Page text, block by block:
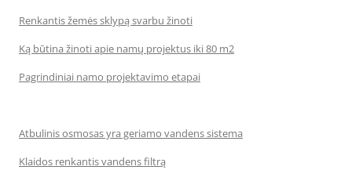
Renkantis žemės sklypą svarbu žinoti
Ką būtina žinoti apie namų projektus iki 80 m2
Pagrindiniai namo projektavimo etapai
Atbulinis osmosas yra geriamo vandens sistema
Klaidos renkantis vandens filtrą